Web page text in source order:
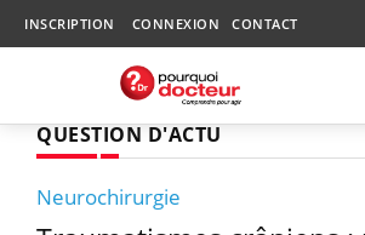
INSCRIPTION CONNEXION CONTACT
QUESTION D'ACTU
Neurochirurgie